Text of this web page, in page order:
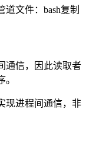
文件：bash复制
通信，因此读取者
现进程间通信，非